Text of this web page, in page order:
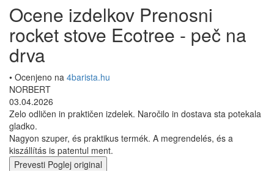
Ocene izdelkov Prenosni
rocket stove Ecotree - peč na
drva
• Ocenjeno na 4barista.hu
NORBERT
03.04.2026
Zelo odličen in praktičen izdelek. Naročilo in dostava sta potekala
gladko.
Nagyon szuper, és praktikus termék. A megrendelés, és a
kiszállítás is patentul ment.
Prevesti Poglej original